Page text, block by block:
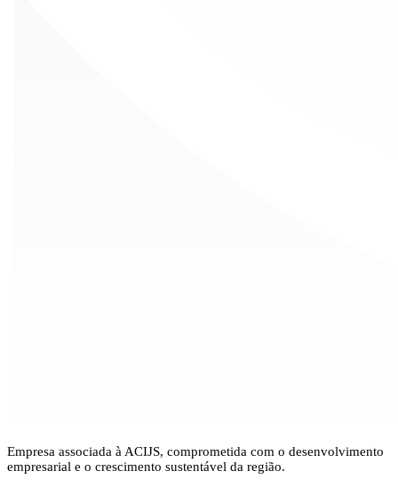
Empresa associada à ACIJS, comprometida com o desenvolvimento
empresarial e o crescimento sustentável da região.